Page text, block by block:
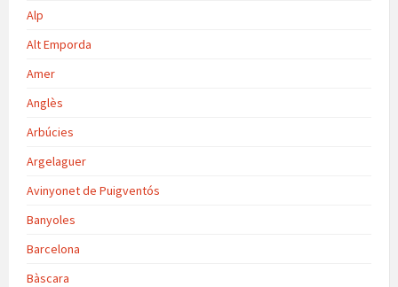
Alp
Alt Emporda
Amer
Anglès
Arbúcies
Argelaguer
Avinyonet de Puigventós
Banyoles
Barcelona
Bàscara